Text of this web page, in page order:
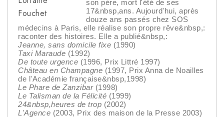
son père, mort l'été de ses
17&nbsp,ans. Aujourd'hui, après
douze ans passés chez SOS
médecins à Paris, elle réalise son propre rêve&nbsp,:
raconter des histoires. Elle a publié&nbsp,:
Jeanne, sans domicile fixe (1990)
Taxi Maraude (1992)
De toute urgence (1996, Prix Littré 1997)
Château en Champagne (1997, Prix Anna de Noailles
de l'Académie française&nbsp,1998)
Le Phare de Zanzibar(1998)
Le Talisman de la Félicité (1999)
24&nbsp,heures de trop (2002)
L'Agence (2003, Prix des maison de la Presse 2003)